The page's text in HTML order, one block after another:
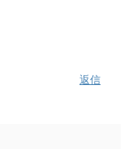
返信